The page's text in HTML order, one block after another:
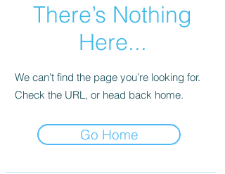
There’s Nothing
Here...
We can’t find the page you’re looking for.
Check the URL, or head back home.
Go Home